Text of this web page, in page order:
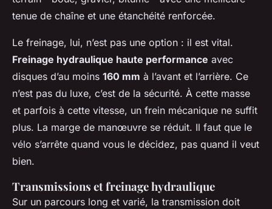
tenue de chaîne et une étanchéité renforcée.
Le freinage, lui, n’est pas une option : il est vital.
Freinage hydraulique haute performance avec
disques d’au moins 160 mm à l’avant et l’arrière. Ce
n’est pas du luxe, c’est de la sécurité. À cette masse
et parfois à cette vitesse, un frein mécanique ne suffit
plus. La marge de manœuvre se réduit. Il faut que le
vélo s’arrête quand vous le décidez, pas quand il veut
bien.
Transmissions et freinage hydraulique
Sur un parcours long et varié, la transmission doit